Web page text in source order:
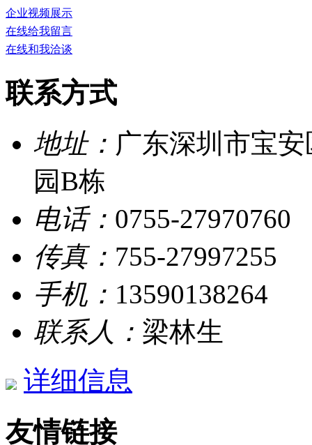
企业视频展示
在线给我留言
在线和我洽谈
联系方式
地址： 广东深圳市宝
园B栋
电话： 0755-27970760
传真： 755-27997255
手机： 13590138264
联系人： 梁林生
详细信息
友情链接